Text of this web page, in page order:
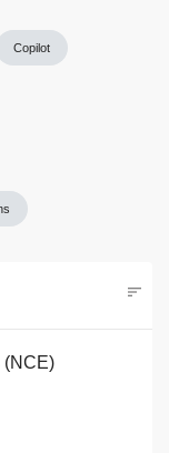
Copilot
sort
(NCE)